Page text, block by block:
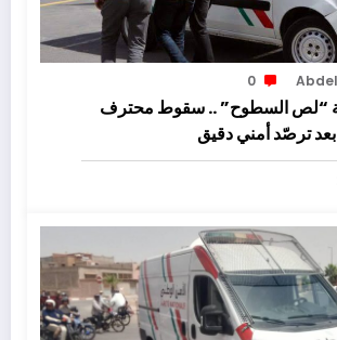
0
“لص السطوح” .. سقوط محترف
ترصّد أمني دقيق